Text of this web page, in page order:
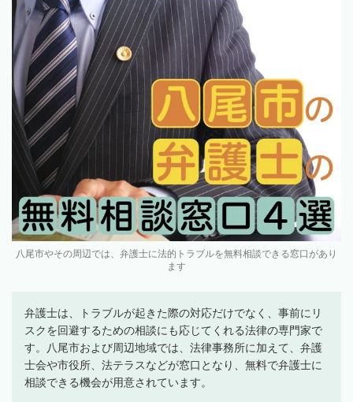
八尾市やその周辺では、弁護士に法的トラブルを無料相談できる窓口があり
ます
弁護士は、トラブルが起きた際の対応だけでなく、事前にリ
スクを回避するための相談にも応じてくれる法律の専門家で
す。八尾市および周辺地域では、法律事務所に加えて、弁護
士会や市役所、法テラスなどが窓口となり、無料で弁護士に
相談できる機会が用意されています。